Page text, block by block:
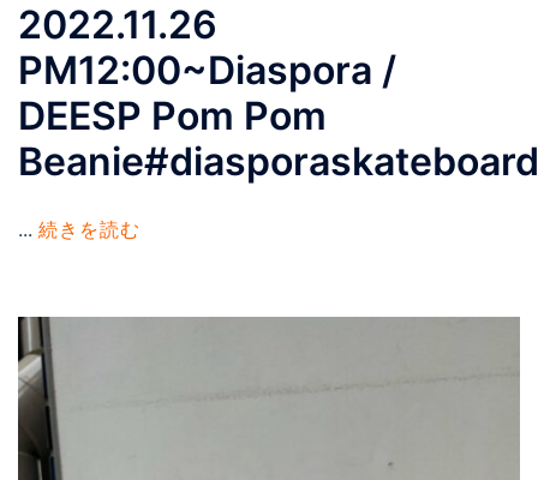
2022.11.26
PM12:00~Diaspora /
DEESP Pom Pom
... 続きを読む